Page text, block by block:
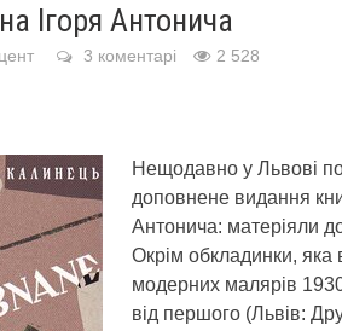
Ігоря Антонича
3 коментарі 2 528
Нещодавно у Львові
доповнене видання
Антонича: матеріяли
Окрім обкладинки, яка
модерних малярів
від першого (Львів: